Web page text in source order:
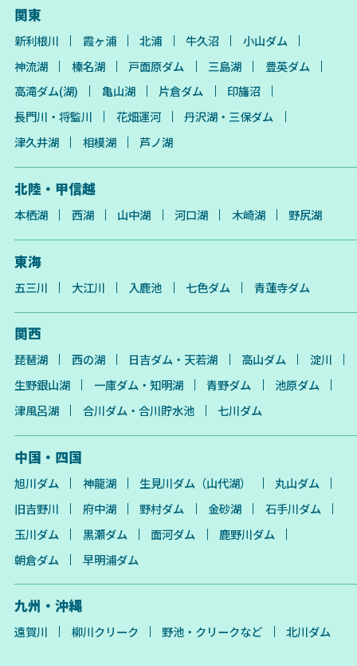
関東
新利根川 霞ヶ浦 北浦 牛久沼
小山ダム
神流湖
榛名湖 戸面原ダム 三島湖
豊英ダム
高滝ダム(湖)
亀山湖 片倉ダム
印旛沼
長門川・将監川
花畑運河
丹沢湖・三保ダム
津久井湖
相模湖 芦ノ湖
北陸・甲信越
本栖湖 西湖 山中湖 河口湖 木崎湖 野尻湖
東海
五三川 大江川 入鹿池 七色ダム 青蓮寺ダム
関西
琵琶湖 西の湖 日吉ダム・天若湖 高山ダム
淀川
生野銀山湖
一庫ダム・知明湖 青野ダム
池原ダム
津風呂湖
合川ダム・合川貯水池 七川ダム
中国・四国
旭川ダム 神龍湖 生見川ダム（山代湖）
丸山ダム
旧吉野川
府中湖 野村ダム 金砂湖
石手川ダム
玉川ダム
黒瀬ダム 面河ダム
鹿野川ダム
朝倉ダム
早明浦ダム
九州・沖縄
遠賀川 柳川クリーク 野池・クリークなど 北川ダム